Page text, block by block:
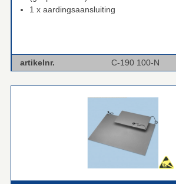
1 x aardingsaansluiting
artikelnr. C-190 100-N